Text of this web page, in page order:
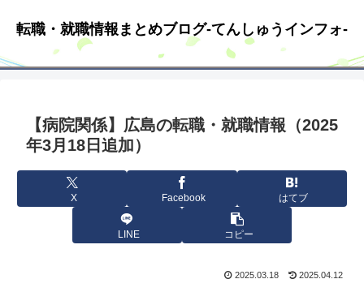
転職・就職情報まとめブログ-てんしゅうインフォ-
【病院関係】広島の転職・就職情報（2025
年3月18日追加）
X Facebook はてブ
LINE コピー
2025.03.18 2025.04.12